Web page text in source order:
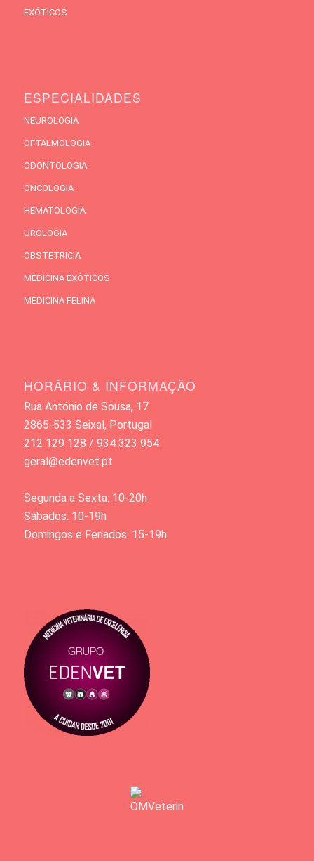
EXÓTICOS
ESPECIALIDADES
NEUROLOGIA
OFTALMOLOGIA
ODONTOLOGIA
ONCOLOGIA
HEMATOLOGIA
UROLOGIA
OBSTETRICIA
MEDICINA EXÓTICOS
MEDICINA FELINA
HORÁRIO & INFORMAÇÃO
Rua António de Sousa, 17
2865-533 Seixal, Portugal
212 129 128 / 934 323 954
geral@edenvet.pt
Segunda a Sexta: 10-20h
Sábados: 10-19h
Domingos e Feriados: 15-19h